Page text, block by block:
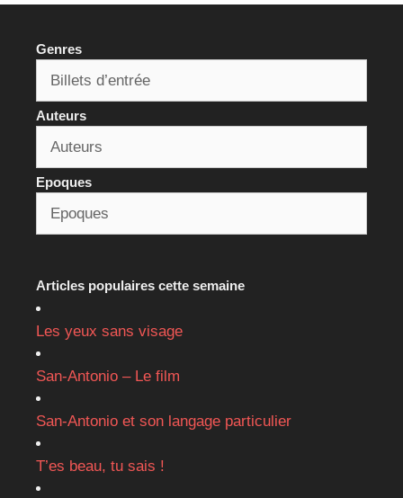
Genres
Auteurs
Epoques
Articles populaires cette semaine
Les yeux sans visage
San-Antonio – Le film
San-Antonio et son langage particulier
T’es beau, tu sais !